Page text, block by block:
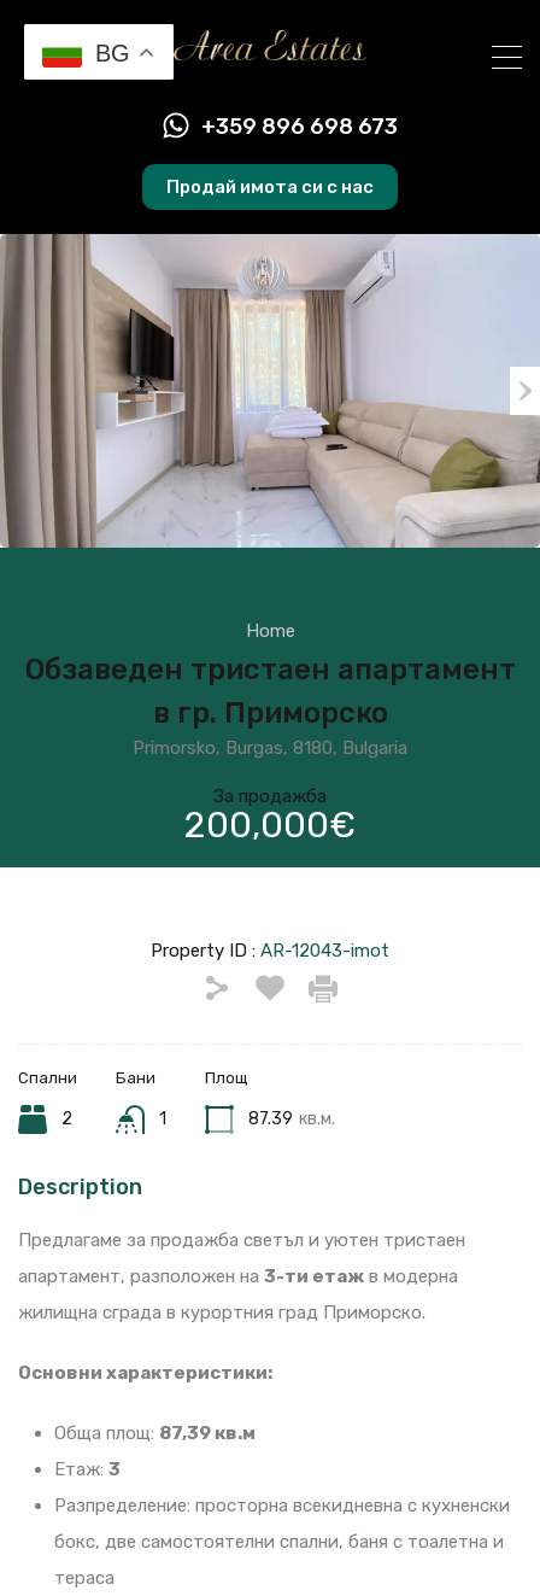
+359 896 698 673
Продай имота си с нас
Home
Обзаведен тристаен апартамент
в гр. Приморско
Primorsko, Burgas, 8180, Bulgaria
За продажба
200,000€
Property ID : AR-12043-imot
Спални
2
Бани
1
Площ
87.39 кв.м.
Description
Предлагаме за продажба светъл и уютен тристаен
апартамент, разположен на 3-ти етаж в модерна
жилищна сграда в курортния град Приморско.
Основни характеристики:
Обща площ: 87,39 кв.м
Етаж: 3
Разпределение: просторна всекидневна с кухненски
бокс, две самостоятелни спални, баня с тоалетна и
тераса
BG